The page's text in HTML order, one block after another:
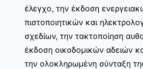
έλεγχο, την έκδοση
πιστοποιητικών και
σχεδίων, την τακτοποίηση
έκδοση οικοδομικών αδειών
την ολοκληρωμένη σύνταξη